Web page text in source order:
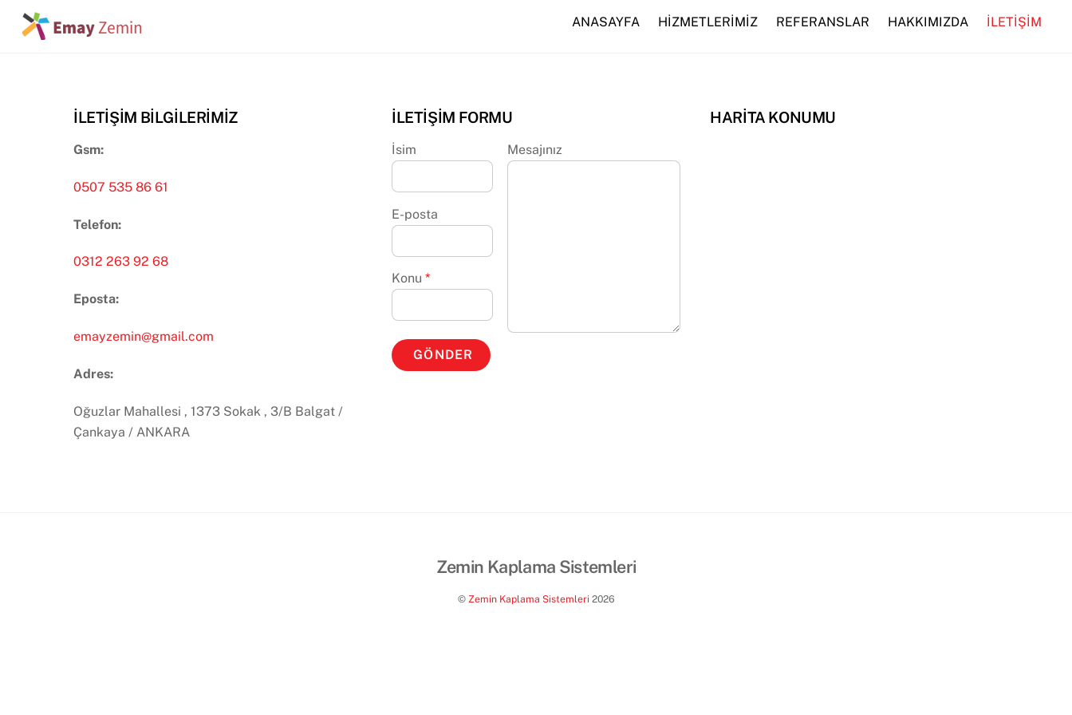
Skip
ANASAYFA HİZMETLERİMİZ REFERANSLAR HAKKIMIZDA İLETİŞİM
İLETİŞİM BİLGİLERİMİZ
Gsm:
0507 535 86 61
Telefon:
0312 263 92 68
Eposta:
emayzemin@gmail.com
Adres:
Oğuzlar Mahallesi , 1373 Sokak , 3/B Balgat /
Çankaya / ANKARA
İLETİŞİM FORMU
İsim
E-posta
Konu*
Mesajınız
GÖNDER
HARİTA KONUMU
Zemin Kaplama Sistemleri
© Zemin Kaplama Sistemleri 2026